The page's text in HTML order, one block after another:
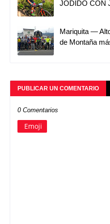
JODIDO CON
Mariquita —
de Montaña
PUBLICAR UN COMENTARIO
0 Comentarios
Emoji